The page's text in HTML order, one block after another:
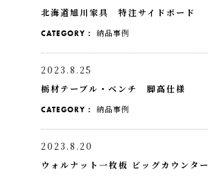
北海道旭川家具 特注サイドボード
CATEGORY： 納品事例
2023.8.25
栃材テーブル・ベンチ 脚高仕様
CATEGORY： 納品事例
2023.8.20
ウォルナット一枚板 ビッグカウンター